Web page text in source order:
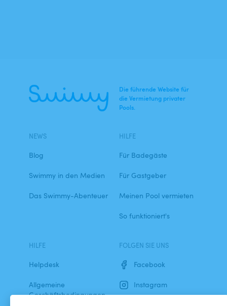
Die führende Website für
die Vermietung privater
Pools.
NEWS
Blog
Swimmy in den Medien
Das Swimmy-Abenteuer
HILFE
Für Badegäste
Für Gastgeber
Meinen Pool vermieten
So funktioniert's
HILFE
Helpdesk
Allgemeine
Geschäftsbedingungen
FOLGEN SIE UNS
Facebook
Instagram